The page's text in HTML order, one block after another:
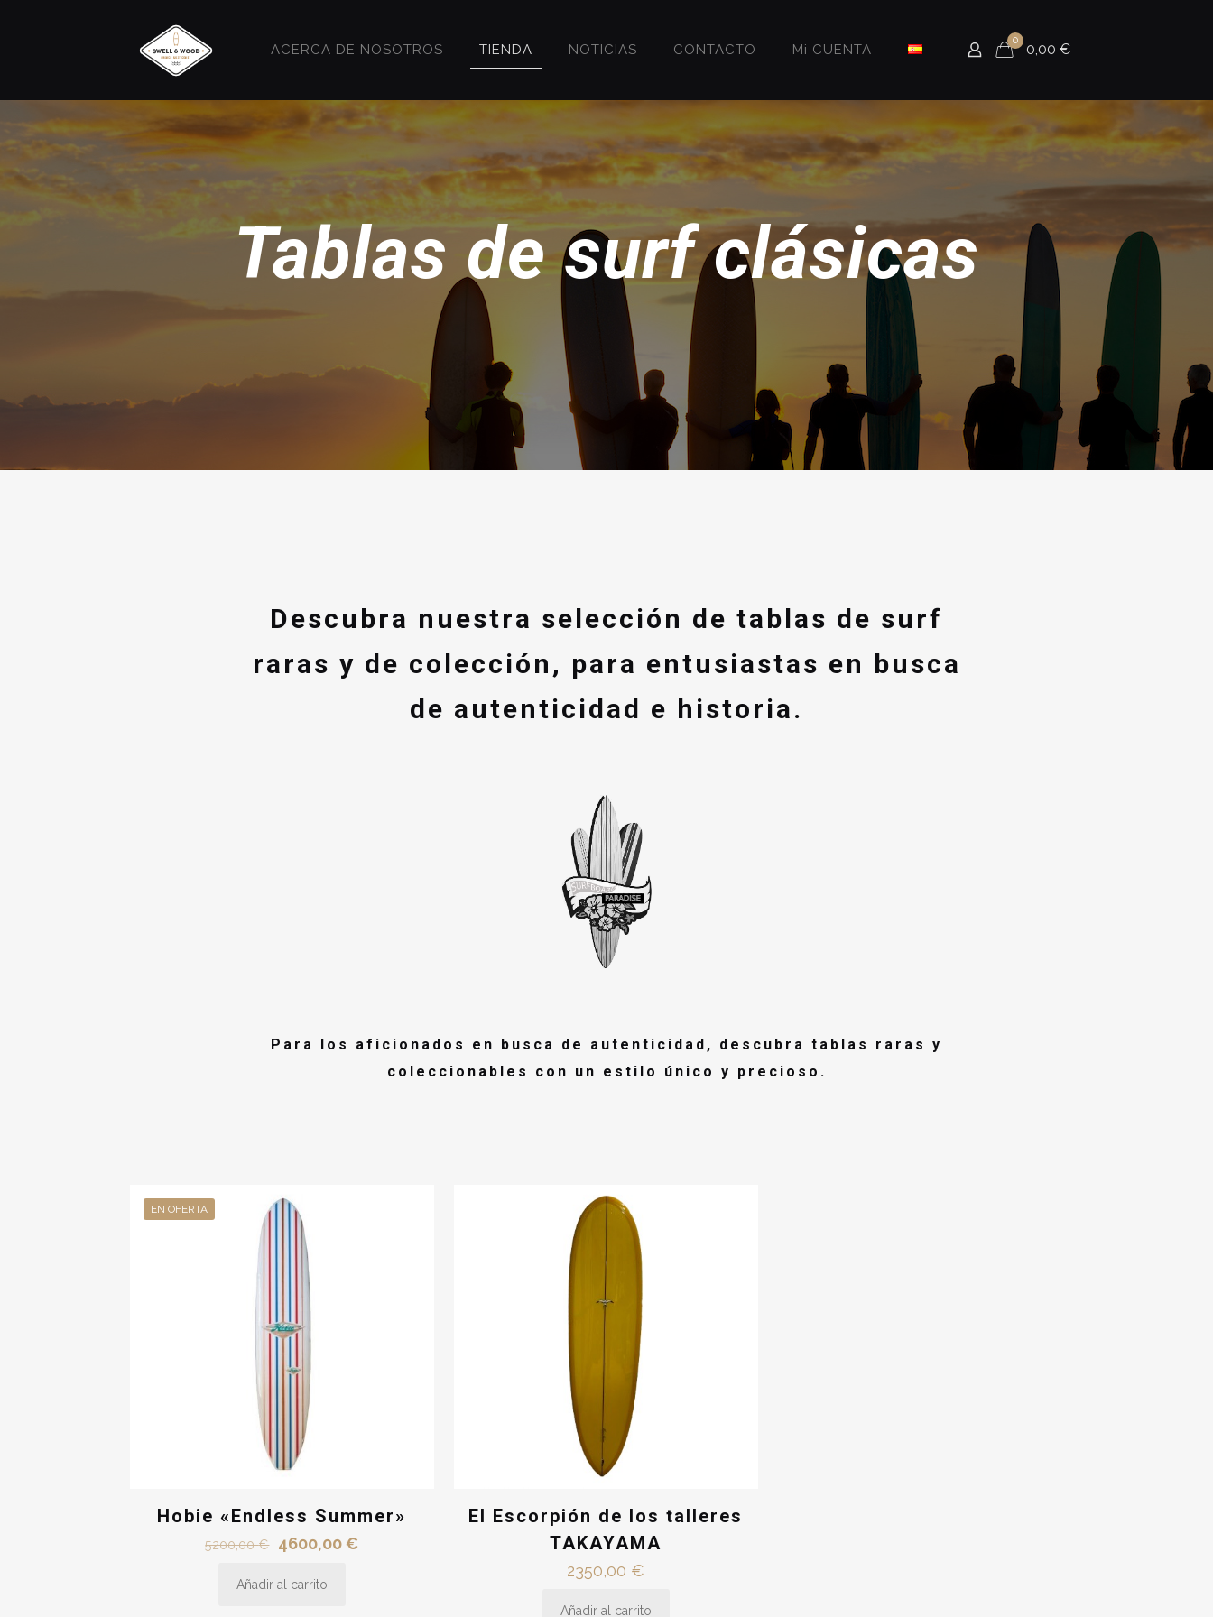
ACERCA DE NOSOTROS TIENDA NOTICIAS CONTACTO Mi CUENTA
0
0,00 €
Tablas de surf clásicas
Descubra nuestra selección de tablas de surf
raras y de colección, para entusiastas en busca
de autenticidad e historia.
Para los aficionados en busca de autenticidad, descubra tablas raras y
coleccionables con un estilo único y precioso.
EN OFERTA
Hobie «Endless Summer»
5200,00€
El
original
4600,00€
Añadir al carrito
El Escorpión de los talleres
TAKAYAMA
2350,00 €
Añadir al carrito